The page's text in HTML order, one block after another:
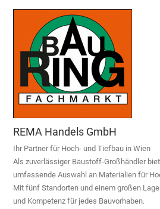
REMA Handels GmbH
Ihr Partner für Hoch- und Tiefbau in Wien
Als zuverlässiger Baustoff-Großhändler
umfassende Auswahl an Materialien für
Mit fünf Standorten und einem großen
und Kompetenz für jedes Bauvorhaben.